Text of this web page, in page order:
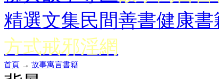
精選文集民間善書健康書
方式戒邪淫網
首頁 → 故事寓言書籍